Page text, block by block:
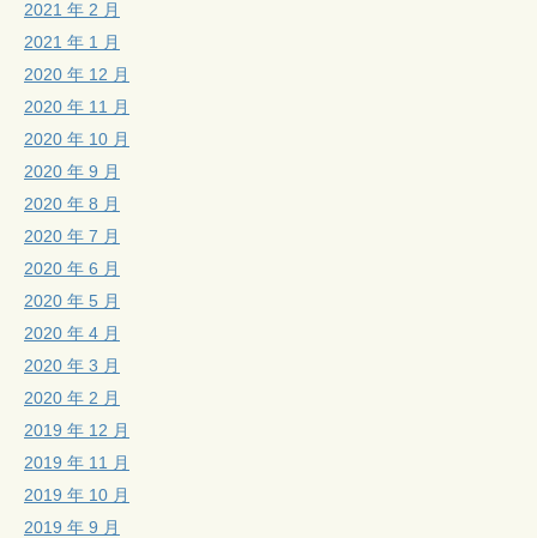
2021 年 2 月
2021 年 1 月
2020 年 12 月
2020 年 11 月
2020 年 10 月
2020 年 9 月
2020 年 8 月
2020 年 7 月
2020 年 6 月
2020 年 5 月
2020 年 4 月
2020 年 3 月
2020 年 2 月
2019 年 12 月
2019 年 11 月
2019 年 10 月
2019 年 9 月